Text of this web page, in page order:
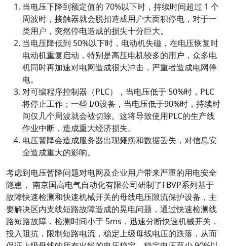
当电压下降到额定值的 70%以下时，持续时间超过 1 个
周波时，接触器就会脱扣造成用户大面积停电，对于一
类用户，突然停电造成的损失十分巨大。
当电压降低到 50%以下时，电动机失磁，在电压恢复时
电动机重复启动，特别是高压电机较多的用户，众多电
机同时再加速对电网造成很大冲击，严重者造成电网停
电。
对可编程序控制器（PLC），当电压低于 50%时，PLC
将停止工作；一些 I/0设备，当电压低于90%时，持续时
间仅几个周波就会被切除。这将导致使用PLC的生产线
作业中断，造成重大经济损失。
电压暂降会造成服务器出现瘫痪和数据丢失，对信息安
全造成重大的影响。
考虑到电压暂降问题对电网及企业用户带来严重的用电安全
隐患， 南京国高电气自动化有限公司研制了FBVP系列基于
故障快速检测和快速机械开关的母线电压限流保护设备，主
要解决区内支线短路故障造成的晃电问题，通过快速检测线
路短路故障，检测时间小于 5ms，迅速分断快速机械开关，
投入阻抗，限制短路电流，稳定上级母线电压的跌落，从而